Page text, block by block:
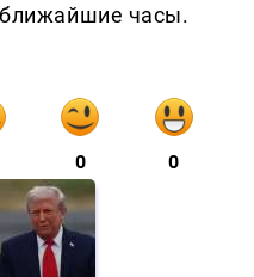
часы.
0 0